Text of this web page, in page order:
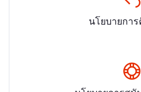
นโยบายกา